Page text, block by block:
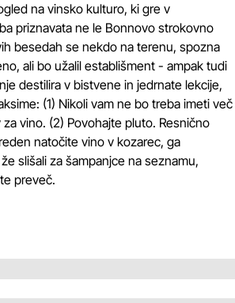
na vinsko kulturo, ki gre v
priznavata ne le Bonnovo strokovno
besedah se nekdo na terenu, spozna
ali bo užalil establišment - ampak tudi
destilira v bistvene in jedrnate lekcije,
(1) Nikoli vam ne bo treba imeti več
vino. (2) Povohajte pluto. Resnično
natočite vino v kozarec, ga
slišali za šampanjce na seznamu,
preveč.